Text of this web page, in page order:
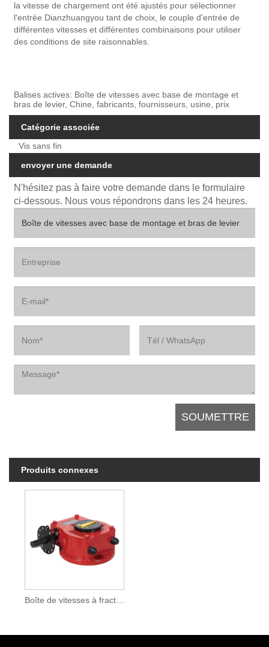
la vitesse de chargement ont été ajustés pour sélectionner
l'entrée Dianzhuangyou tant de choix, le couple d'entrée de
différentes vitesses et différentes combinaisons pour utiliser
des conditions de site raisonnables.
Balises actives: Boîte de vitesses avec base de montage et
bras de levier, Chine, fabricants, fournisseurs, usine, prix
Catégorie associée
Vis sans fin
envoyer une demande
N'hésitez pas à faire votre demande dans le formulaire
ci-dessous. Nous vous répondrons dans les 24 heures.
Produits connexes
Boîte de vitesses à fraction de tour